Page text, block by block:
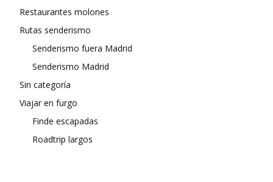
Restaurantes molones
Rutas senderismo
Senderismo fuera Madrid
Senderismo Madrid
Sin categoría
Viajar en furgo
Finde escapadas
Roadtrip largos